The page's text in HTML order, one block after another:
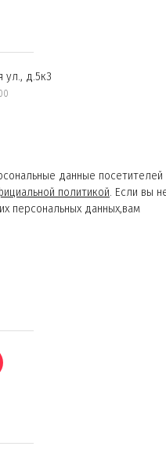
ул., д.5к3
данные посетителей
политикой. Если вы
персональных данных,вам